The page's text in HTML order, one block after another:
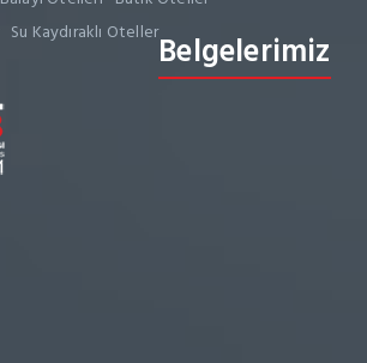
Su Kaydıraklı OtellerBelgelerimiz